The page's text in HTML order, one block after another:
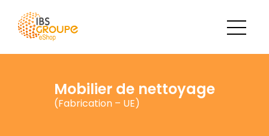
Mobilier de nettoyage
(Fabrication – UE)